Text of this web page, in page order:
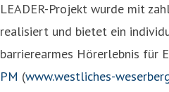
LEADER-Projekt wurde mit
realisiert und bietet ein
barrierearmes Hörerlebnis für
PM (www.westliches-